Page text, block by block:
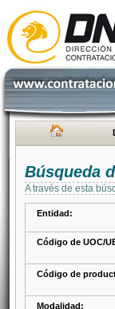
Búsqueda
A través de esta
Entidad:
Código de UOC/
Código de
Modalidad: